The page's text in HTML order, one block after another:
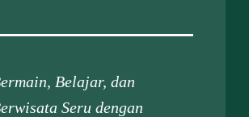
Belajar, dan
Seru dengan